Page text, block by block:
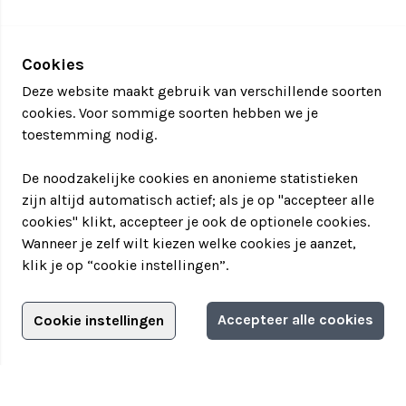
locatie als in het centrum van Amsterdam
Dit is nog eens wat anders dan een standaard
groepsactiviteit!
Laat het recht zegevieren door het
Moordspel
Amsterdam en omgeving op te lossen
Informatie aanvragen
Adverteren?
Adverteerdersopties
Cookies
Deze website maakt gebruik van verschillende soorten
cookies. Voor sommige soorten hebben we je
toestemming nodig.
De noodzakelijke cookies en anonieme statistieken
zijn altijd automatisch actief; als je op "accepteer alle
cookies" klikt, accepteer je ook de optionele cookies.
Wanneer je zelf wilt kiezen welke cookies je aanzet,
klik je op “cookie instellingen”.
Cookie instellingen Accepteer alle cookies